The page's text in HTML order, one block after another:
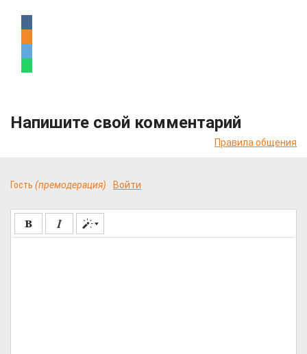
Напишите свой комментарий
Правила общения
Гость (премодерация) Войти